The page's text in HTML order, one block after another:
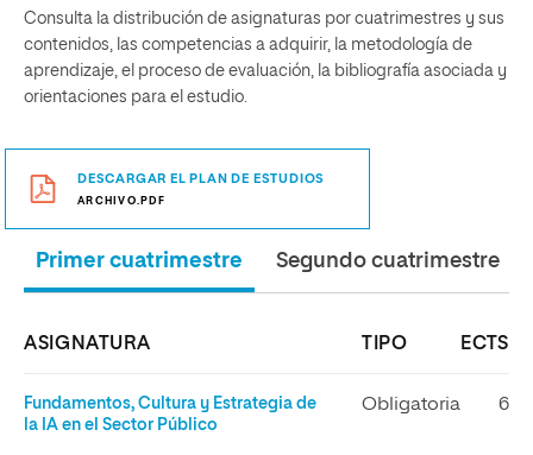
Consulta la distribución de asignaturas por cuatrimestres y sus
contenidos, las competencias a adquirir, la metodología de
aprendizaje, el proceso de evaluación, la bibliografía asociada y
orientaciones para el estudio.
DESCARGAR EL PLAN DE ESTUDIOS
ARCHIVO.PDF
Primer cuatrimestre Segundo cuatrimestre
ASIGNATURA TIPO ECTS
Fundamentos, Cultura y Estrategia de
la IA en el Sector Público
Obligatoria 6